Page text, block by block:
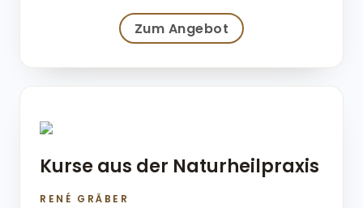
Zum Angebot
Kurse aus der Naturheilpraxis
RENÉ GRÄBER